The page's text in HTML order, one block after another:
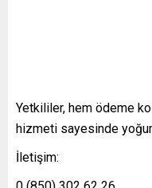
Yetkililer, hem ödeme
hizmeti sayesinde
İletişim: